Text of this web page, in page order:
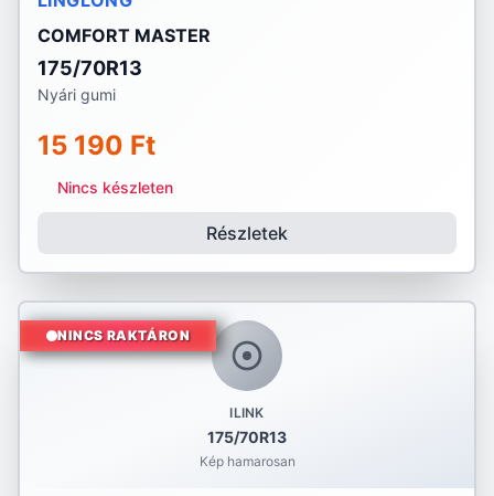
COMFORT MASTER
175/70R13
Nyári gumi
15 190 Ft
Nincs készleten
Részletek
ILINK
175/70R13
Kép hamarosan
NINCS RAKTÁRON